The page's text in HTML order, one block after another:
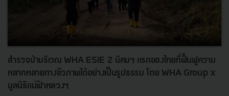
สำรวจป่าบริเวณ WHA ESIE 2 นิคมฯ แรกของไทยที่ฟื้นฟูความ
หลากหลายทางชีวภาพได้อย่างเป็นรูปธรรม โดย WHA Group x
มูลนิธิแม่ฟ้าหลวงฯ